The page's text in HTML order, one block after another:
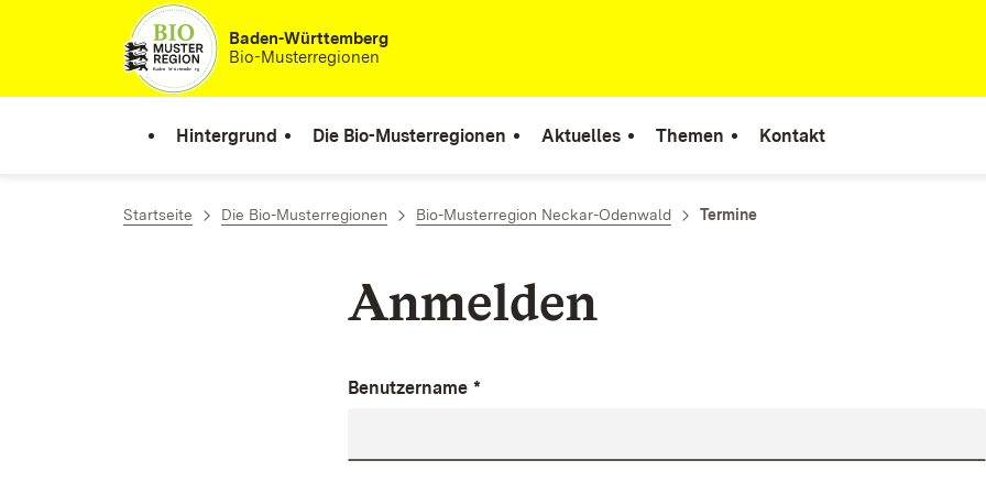
Zum Inhalt springenBaden-Württemberg
Bio-Musterregionen
Hintergrund Die Bio-Musterregionen Aktuelles Themen Kontakt
Startseite Die Bio-Musterregionen Bio-Musterregion Neckar-Odenwald Termine
Anmelden
Benutzername *